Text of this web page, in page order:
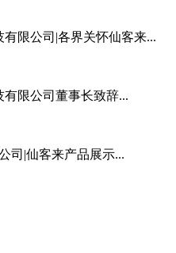
限公司|各界关怀仙客来...
限公司董事长致辞...
司|仙客来产品展示...